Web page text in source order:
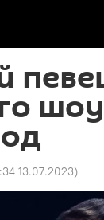
13.07.2023)